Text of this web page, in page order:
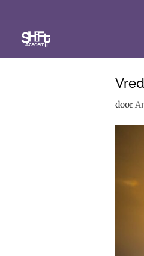
door